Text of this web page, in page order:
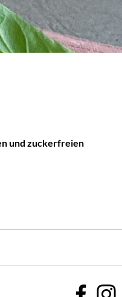
und zuckerfreien